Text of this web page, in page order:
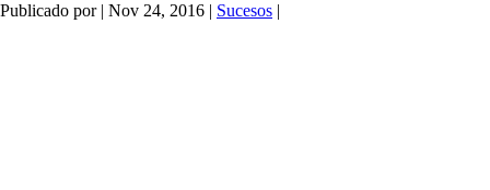
Publicado por | Nov 24, 2016 | Sucesos |